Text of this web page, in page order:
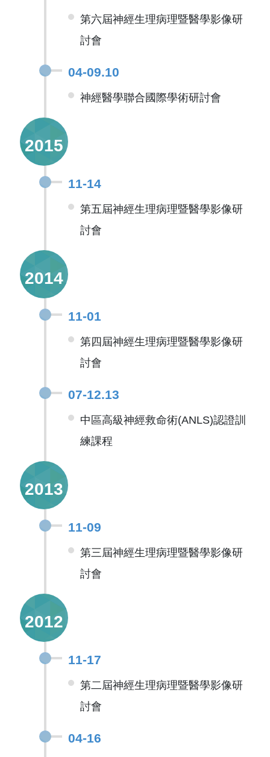
第六屆神經生理病理暨醫學影像研
討會
04-09.10
神經醫學聯合國際學術研討會
2015
11-14
第五屆神經生理病理暨醫學影像研
討會
2014
11-01
第四屆神經生理病理暨醫學影像研
討會
07-12.13
中區高級神經救命術(ANLS)認證訓
練課程
2013
11-09
第三屆神經生理病理暨醫學影像研
討會
2012
11-17
第二屆神經生理病理暨醫學影像研
討會
04-16